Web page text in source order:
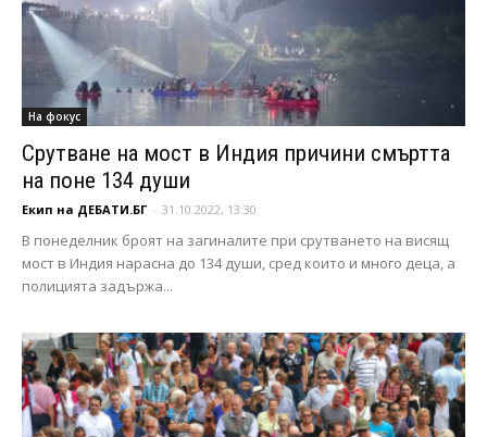
На фокус
Срутване на мост в Индия причини смъртта
на поне 134 души
Екип на ДЕБАТИ.БГ - 31.10.2022, 13:30
В понеделник броят на загиналите при срутването на висящ
мост в Индия нарасна до 134 души, сред които и много деца, а
полицията задържа...